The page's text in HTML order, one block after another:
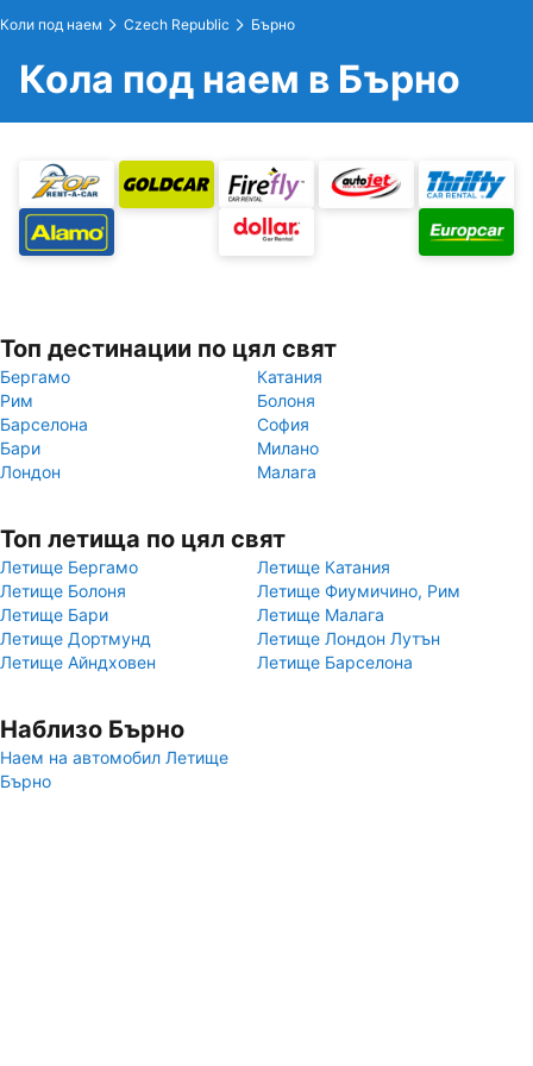
Коли под наем Czech Republic Бърно
Кола под наем в Бърно
Топ дестинации по цял свят
Бергамо
Катания
Рим
Болоня
Барселона
София
Бари
Милано
Лондон
Малага
Топ летища по цял свят
Летище Бергамо
Летище Катания
Летище Болоня
Летище Фиумичино, Рим
Летище Бари
Летище Малага
Летище Дортмунд
Летище Лондон Лутън
Летище Айндховен
Летище Барселона
Наблизо Бърно
Наем на автомобил Летище
Бърно